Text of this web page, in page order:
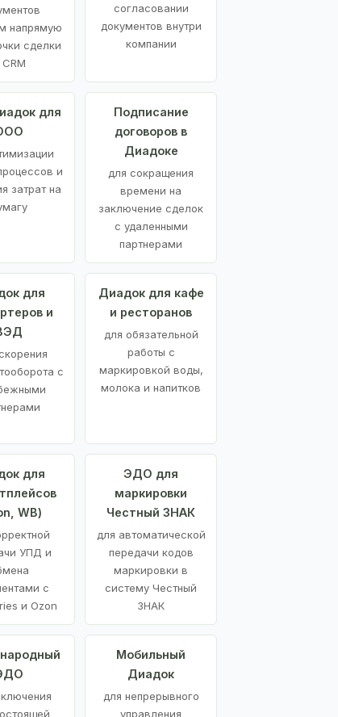
напрямую
сделки
согласовании
документов внутри
компании
для
и
затрат на
Подписание
договоров в
Диадоке
для сокращения
времени на
заключение сделок
с удаленными
партнерами
для
и
с
Диадок для кафе
и ресторанов
для обязательной
работы с
маркировкой воды,
молока и напитков
для
WB)
УПД и
с
и Ozon
ЭДО для
маркировки
Честный ЗНАК
для автоматической
передачи кодов
маркировки в
систему Честный
ЗНАК
Мобильный
Диадок
для непрерывного
управления